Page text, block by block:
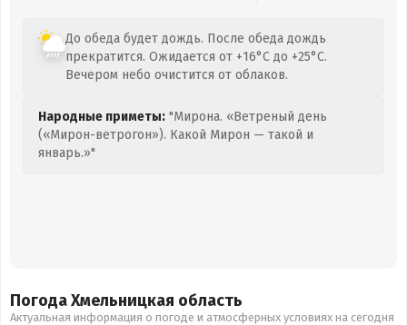
До обеда будет дождь. После обеда дождь
прекратится. Ожидается от +16°C до +25°C.
Вечером небо очистится от облаков.
Народные приметы: "Мирона. «Ветреный день
(«Мирон-ветрогон»). Какой Мирон — такой и
январь.»"
Погода Хмельницкая область
Актуальная информация о погоде и атмосферных условиях на сегодня